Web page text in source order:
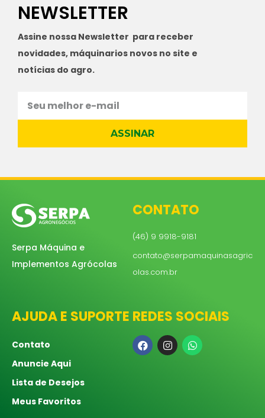
NEWSLETTER
Assine nossa Newsletter para receber
novidades, máquinarios novos no site e
notícias do agro.
ASSINAR
Serpa Máquina e
Implementos Agrócolas
CONTATO
(46) 9 9918-9181
contato@serpamaquinasagric
olas.com.br
AJUDA E SUPORTE
Contato
Anuncie Aqui
Lista de Desejos
Meus Favoritos
REDES SOCIAIS